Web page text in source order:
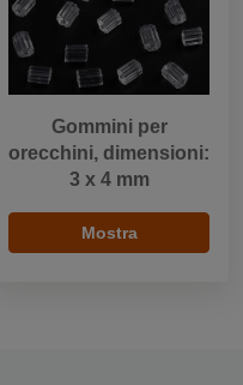
Gommini per
orecchini, dimensioni:
3 x 4 mm
Mostra